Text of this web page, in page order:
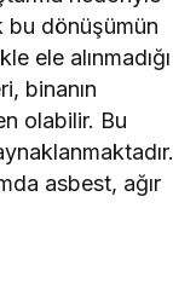
bu dönüşümün
ele alınmadığı
binanın
olabilir. Bu
asbest, ağır